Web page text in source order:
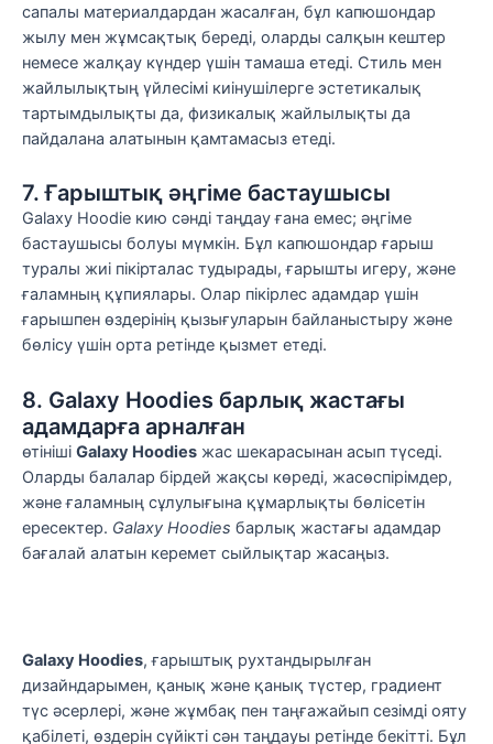
сапалы материалдардан жасалған, бұл капюшондар
жылу мен жұмсақтық береді, оларды салқын кештер
немесе жалқау күндер үшін тамаша етеді. Стиль мен
жайлылықтың үйлесімі киінушілерге эстетикалық
тартымдылықты да, физикалық жайлылықты да
пайдалана алатынын қамтамасыз етеді.
7. Ғарыштық әңгіме бастаушысы
Galaxy Hoodie кию сәнді таңдау ғана емес; әңгіме
бастаушысы болуы мүмкін. Бұл капюшондар ғарыш
туралы жиі пікірталас тудырады, ғарышты игеру, және
ғаламның құпиялары. Олар пікірлес адамдар үшін
ғарышпен өздерінің қызығуларын байланыстыру және
бөлісу үшін орта ретінде қызмет етеді.
8. Galaxy Hoodies барлық жастағы
адамдарға арналған
өтініші Galaxy Hoodies жас шекарасынан асып түседі.
Оларды балалар бірдей жақсы көреді, жасөспірімдер,
және ғаламның сұлулығына құмарлықты бөлісетін
ересектер. Galaxy Hoodies барлық жастағы адамдар
бағалай алатын керемет сыйлықтар жасаңыз.
Galaxy Hoodies, ғарыштық рухтандырылған
дизайндарымен, қанық және қанық түстер, градиент
түс әсерлері, және жұмбақ пен таңғажайып сезімді ояту
қабілеті, өздерін сүйікті сән таңдауы ретінде бекітті. Бұл